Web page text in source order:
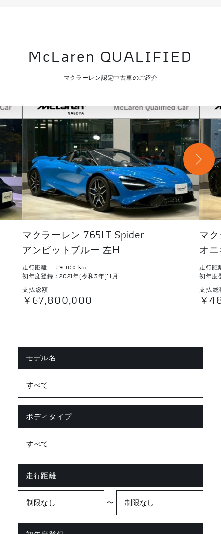
McLaren QUALIFIED
マクラーレン認定中古車のご紹介
マクラーレン 765LT Spider
アンビットブルー 左H
走行距離 9,100 km
初年度登録
2021年(令和3年)11月
支払総額
￥67,800,000
マ
オ
走行距
初年度
支払総
￥
モデル名
ボディタイプ
走行距離
〜